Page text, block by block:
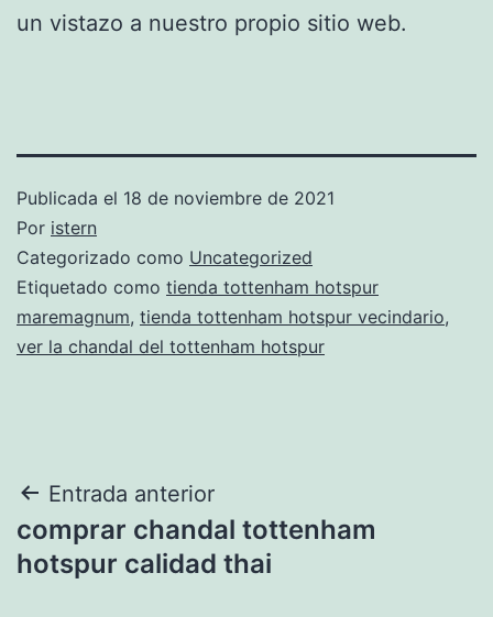
un vistazo a nuestro propio sitio web.
Publicada el 18 de noviembre de 2021
Por istern
Categorizado como Uncategorized
Etiquetado como tienda tottenham hotspur
maremagnum, tienda tottenham hotspur vecindario,
ver la chandal del tottenham hotspur
Navegación
de
Entrada anterior
comprar chandal tottenham
hotspur calidad thai